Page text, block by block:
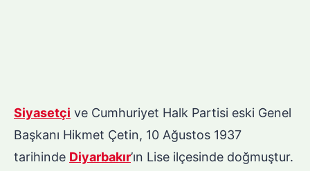
Siyasetçi ve Cumhuriyet Halk Partisi eski Genel
Başkanı Hikmet Çetin, 10 Ağustos 1937
tarihinde Diyarbakır’ın Lise ilçesinde doğmuştur.